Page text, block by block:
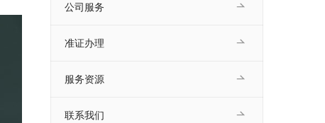
公司服务
准证办理
服务资源
联系我们